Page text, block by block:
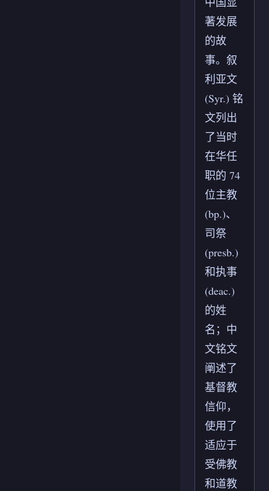
著发展
的故
事。叙
利亚文
(Syr.) 铭
文列出
了当时
在华任
职的 74
位主教
(bp.)、
司祭
(presb.)
和执事
(deac.)
的姓
名；中
文铭文
阐述了
基督教
信仰，
使用了
适应于
受佛教
和道教